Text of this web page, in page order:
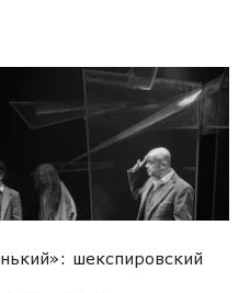
шекспировский